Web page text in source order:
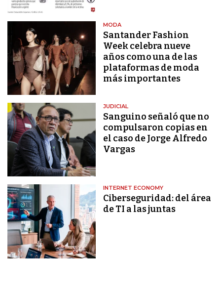
MODA
Santander Fashion
Week celebra nueve
años como una de las
plataformas de moda
más importantes
JUDICIAL
Sanguino señaló que no
compulsaron copias en
el caso de Jorge Alfredo
Vargas
INTERNET ECONOMY
Ciberseguridad: del área
de TI a las juntas